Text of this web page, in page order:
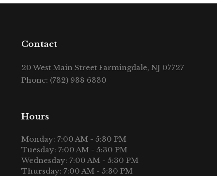
Contact
20 West Main Street Farmingdale, NJ 07727
Phone: (732) 938 6330
Hours
Monday: 7:00 AM - 5:30 PM
Tuesday: 7:00 AM - 5:30 PM
Wednesday: 7:00 AM - 5:30 PM
Thursday: 7:00 AM - 5:30 PM